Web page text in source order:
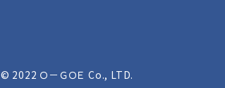
© 2022 Ｏ－ＧＯＥ Co., LTD.